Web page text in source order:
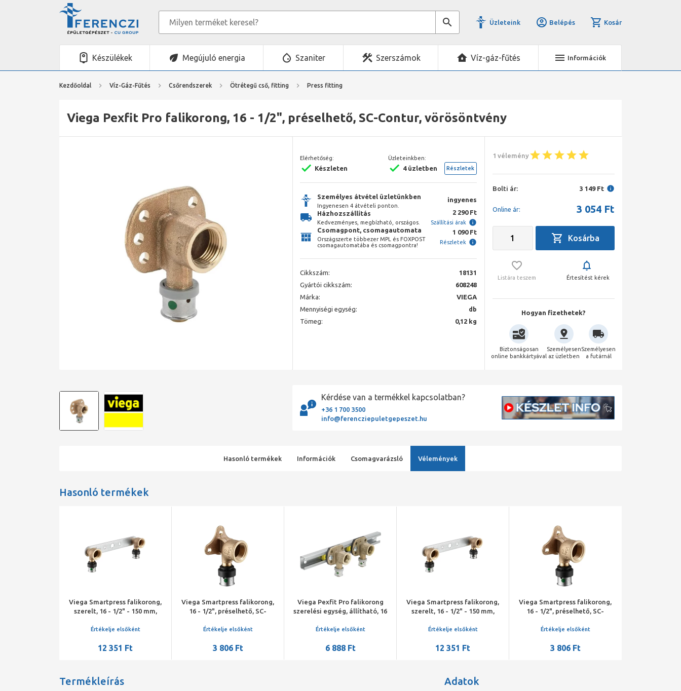
Üzleteink Belépés Kosár
Készülékek Megújuló energia Szaniter Szerszámok Víz-gáz-fűtés Információk
Kezdőoldal Víz-Gáz-Fűtés Csőrendszerek Ötrétegű cső, fitting Press fitting
Viega Pexfit Pro falikorong, 16 - 1/2", préselhető, SC-Contur, vörösöntvény
Elérhetőség:
Készleten
Üzleteinkben:
4 üzletben Részletek
Személyes átvétel üzletünkben
Ingyenesen 4 átvételi ponton.
ingyenes
Házhozszállítás
Kedvezményes, megbízható, országos.
2 290 Ft
Szállítási árak
Csomagpont, csomagautomata
Országszerte többezer MPL és FOXPOST
csomagautomatába és csomagpontra!
1 090 Ft
Részletek
Cikkszám:
18131
Gyártói cikkszám:
608248
Márka:
VIEGA
Mennyiségi egység:
db
Tömeg:
0,12 kg
1 vélemény
Bolti ár: 3 149 Ft
Online ár: 3 054 Ft
Listára teszem Értesítést kérek
Hogyan fizethetek?
Biztonságosan
online bankkártyával
Személyesen
az üzletben
Személyesen
a futárnál
Kérdése van a termékkel kapcsolatban?
+36 1 700 3500
info@ferencziepuletgepeszet.hu
Hasonló termékek Információk Csomagvarázsló Vélemények
Hasonló termékek
Viega Smartpress falikorong,
szerelt, 16 - 1/2" - 150 mm,
vörösöntvény
Értékelje elsőként
12 351 Ft
Viega Smartpress falikorong,
16 - 1/2", préselhető, SC-
Értékelje elsőként
3 806 Ft
Viega Pexfit Pro falikorong
szerelési egység, állítható, 16
vörösöntvény
Értékelje elsőként
6 888 Ft
Viega Smartpress falikorong,
szerelt, 16 - 1/2" - 150 mm,
vörösöntvény
Értékelje elsőként
12 351 Ft
Viega Smartpress falikorong,
16 - 1/2", préselhető, SC-
Értékelje elsőként
3 806 Ft
Termékleírás Adatok